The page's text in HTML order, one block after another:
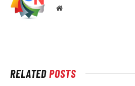
Local
RELATEDPOSTS